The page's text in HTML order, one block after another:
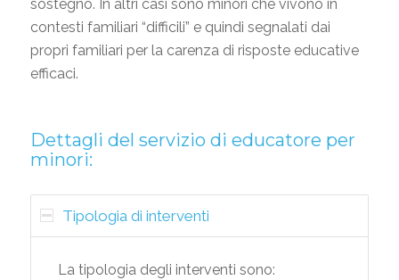
sostegno. In altri casi sono minori che vivono in
contesti familiari “difficili” e quindi segnalati dai
propri familiari per la carenza di risposte educative
efficaci.
Dettagli del servizio di educatore per
minori:
Tipologia di interventi
La tipologia degli interventi sono: